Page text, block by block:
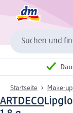
Suchen und
Startseite Make-up
ARTDECO